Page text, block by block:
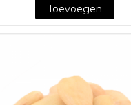
Toevoegen